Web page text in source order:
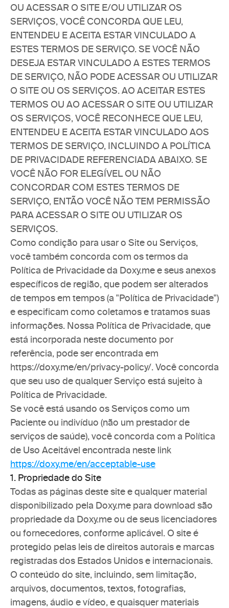
OU ACESSAR O SITE E/OU UTILIZAR OS
SERVIÇOS, VOCÊ CONCORDA QUE LEU,
ENTENDEU E ACEITA ESTAR VINCULADO A
ESTES TERMOS DE SERVIÇO. SE VOCÊ NÃO
DESEJA ESTAR VINCULADO A ESTES TERMOS
DE SERVIÇO, NÃO PODE ACESSAR OU UTILIZAR
O SITE OU OS SERVIÇOS. AO ACEITAR ESTES
TERMOS OU AO ACESSAR O SITE OU UTILIZAR
OS SERVIÇOS, VOCÊ RECONHECE QUE LEU,
ENTENDEU E ACEITA ESTAR VINCULADO AOS
TERMOS DE SERVIÇO, INCLUINDO A POLÍTICA
DE PRIVACIDADE REFERENCIADA ABAIXO. SE
VOCÊ NÃO FOR ELEGÍVEL OU NÃO
CONCORDAR COM ESTES TERMOS DE
SERVIÇO, ENTÃO VOCÊ NÃO TEM PERMISSÃO
PARA ACESSAR O SITE OU UTILIZAR OS
SERVIÇOS.
Como condição para usar o Site ou Serviços,
você também concorda com os termos da
Política de Privacidade da Doxy.me e seus anexos
específicos de região, que podem ser alterados
de tempos em tempos (a "Política de Privacidade")
e especificam como coletamos e tratamos suas
informações. Nossa Política de Privacidade, que
está incorporada neste documento por
referência, pode ser encontrada em
https://doxy.me/en/privacy-policy/. Você concorda
que seu uso de qualquer Serviço está sujeito à
Política de Privacidade.
Se você está usando os Serviços como um
Paciente ou indivíduo (não um prestador de
serviços de saúde), você concorda com a Política
https://doxy.me/en/acceptable-use
1. Propriedade do Site
Todas as páginas deste site e qualquer material
disponibilizado pela Doxy.me para download são
propriedade da Doxy.me ou de seus licenciadores
ou fornecedores, conforme aplicável. O site é
protegido pelas leis de direitos autorais e marcas
registradas dos Estados Unidos e internacionais.
O conteúdo do site, incluindo, sem limitação,
arquivos, documentos, textos, fotografias,
imagens, áudio e vídeo, e quaisquer materiais